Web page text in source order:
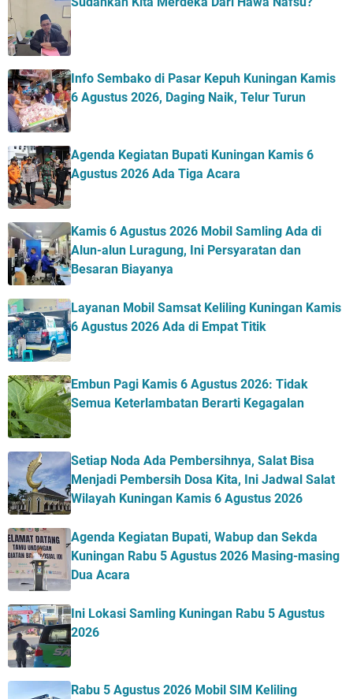
Info Sembako di Pasar Kepuh Kuningan Kamis
6 Agustus 2026, Daging Naik, Telur Turun
Agenda Kegiatan Bupati Kuningan Kamis 6
Agustus 2026 Ada Tiga Acara
Kamis 6 Agustus 2026 Mobil Samling Ada di
Alun-alun Luragung, Ini Persyaratan dan
Besaran Biayanya
Layanan Mobil Samsat Keliling Kuningan Kamis
6 Agustus 2026 Ada di Empat Titik
Embun Pagi Kamis 6 Agustus 2026: Tidak
Semua Keterlambatan Berarti Kegagalan
Setiap Noda Ada Pembersihnya, Salat Bisa
Menjadi Pembersih Dosa Kita, Ini Jadwal Salat
Wilayah Kuningan Kamis 6 Agustus 2026
Agenda Kegiatan Bupati, Wabup dan Sekda
Kuningan Rabu 5 Agustus 2026 Masing-masing
Dua Acara
Ini Lokasi Samling Kuningan Rabu 5 Agustus
2026
Rabu 5 Agustus 2026 Mobil SIM Keliling